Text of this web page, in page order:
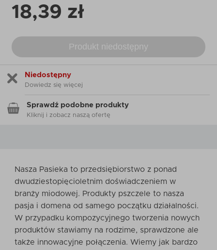
18,39 zł
Produkt niedostępny
Niedostępny
Dowiedz się więcej
Sprawdź podobne produkty
Kliknij i zobacz naszą ofertę
Nasza Pasieka to przedsiębiorstwo z ponad
dwudziestopięcioletnim doświadczeniem w
branży miodowej. Produkty pszczele to nasza
pasja i domena od samego początku działalności.
W przypadku kompozycyjnego tworzenia nowych
produktów stawiamy na rodzime, sprawdzone ale
także innowacyjne połączenia. Wiemy jak bardzo